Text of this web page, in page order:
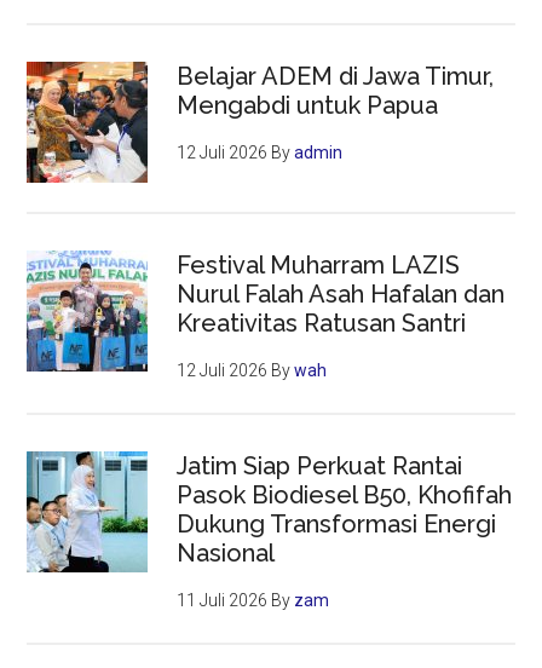
Belajar ADEM di Jawa Timur,
Mengabdi untuk Papua
12 Juli 2026 Byadmin
Festival Muharram LAZIS
Nurul Falah Asah Hafalan dan
Kreativitas Ratusan Santri
12 Juli 2026 Bywah
Jatim Siap Perkuat Rantai
Pasok Biodiesel B50, Khofifah
Dukung Transformasi Energi
Nasional
11 Juli 2026 By zam